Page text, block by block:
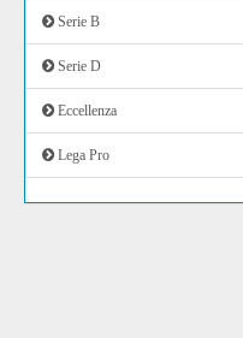
Serie B
Serie D
Eccellenza
Lega Pro